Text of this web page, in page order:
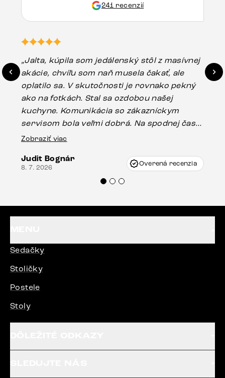
241 recenzií
„Jalta, kúpila som jedálenský stôl z masívnej
akácie, chvíľu som naň musela čakať, ale
oplatilo sa. V skutočnosti je rovnako pekný
ako na fotkách. Stal sa ozdobou našej
kuchyne. Komunikácia so zákazníckym
servisom bola veľmi dobrá. Na spodnej časti
stola bolo malé poškodenie, pravdepodobne
Vincze pri riešení mojej záležitosti pristúpili
veľmi korektne. Odporúčam produkty Delife
Zobraziť viac
Judit Bognár
8. 7. 2026 Overená recenzia
Sedačky
Stoličky
Postele
Stoly